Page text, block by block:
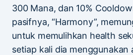
300 Mana, dan 10%
pasifnya, “Harmony”,
untuk memulihkan health
setiap kali dia menggunakan